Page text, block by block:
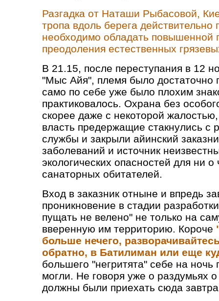
Разгадка от Наташи Рыбасовой,
тропа вдоль берега действительно
необходимо обладать повышенной
преодоления естественных
В 21.15, после переступания в 12
"Мыс Айя", племя было достаточно
само по себе уже было плохим
практиковалось. Охрана без
скорее даже с некоторой
власть предержащие стакнулись с
службы и закрыли айинский
заболеваний и источник
экологических опасностей для ни
санаторных обитателей.
Вход в заказник отныне и впредь
проникновение в стадии
пущать не велено" не только на
вверенную им территорию. Короче
больше нечего,
обратно, в Батилиман или еще
большего "негритята" себе на ночь
могли. Не говоря уже о раздумьях
должны были приехать сюда завтра